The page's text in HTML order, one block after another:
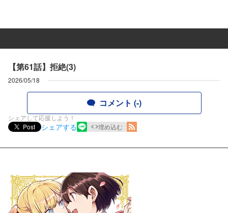
【第61話】拒絶(3)
2026/05/18
コメント (-)
シェアして応援しよう！
Post
シェアする 埋め込む